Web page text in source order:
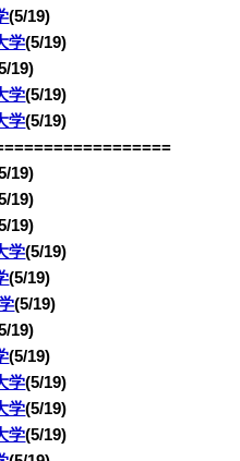
(5/19)
学(5/19)
19)
学(5/19)
学(5/19)
19)
19)
19)
学(5/19)
(5/19)
(5/19)
19)
(5/19)
学(5/19)
学(5/19)
学(5/19)